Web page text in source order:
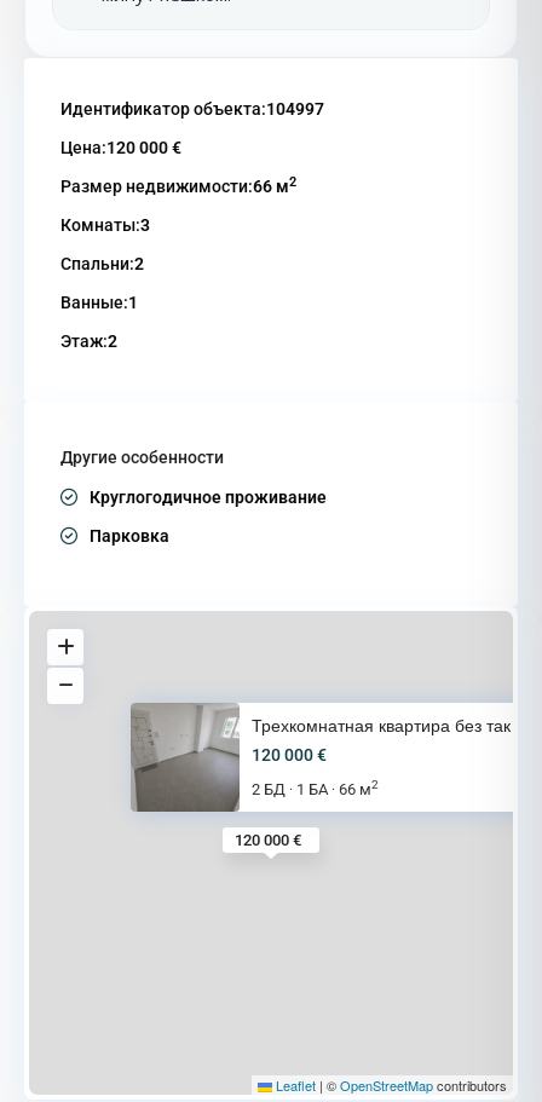
Идентификатор объекта:104997
Цена:120 000 €
Размер недвижимости:66 м2
Комнаты:3
Спальни:2
Ванные:1
Этаж:2
Другие особенности
Круглогодичное проживание
Парковка
120 000 €
Трехкомнатная квартира без так
120 000 €
2 БД · 1 БА · 66 м2
Leaflet | ©OpenStreetMapcontributors